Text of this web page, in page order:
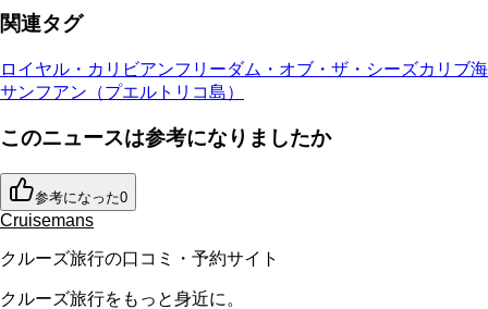
関連タグ
ロイヤル・カリビアンフリーダム・オブ・ザ・シーズカリブ海
サンフアン（プエルトリコ島）
このニュースは参考になりましたか
参考になった0
Cruisemans
クルーズ旅行の口コミ・予約サイト
クルーズ旅行をもっと身近に。